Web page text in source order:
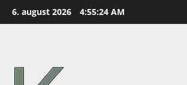
Skip
to
6. august 2026 4:55:26 AM